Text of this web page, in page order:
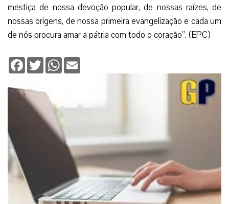
mestiça de nossa devoção popular, de nossas raízes, de
nossas origens, de nossa primeira evangelização e cada um
de nós procura amar a pátria com todo o coração”. (EPC)
Facebook
TwitterWhatsApp